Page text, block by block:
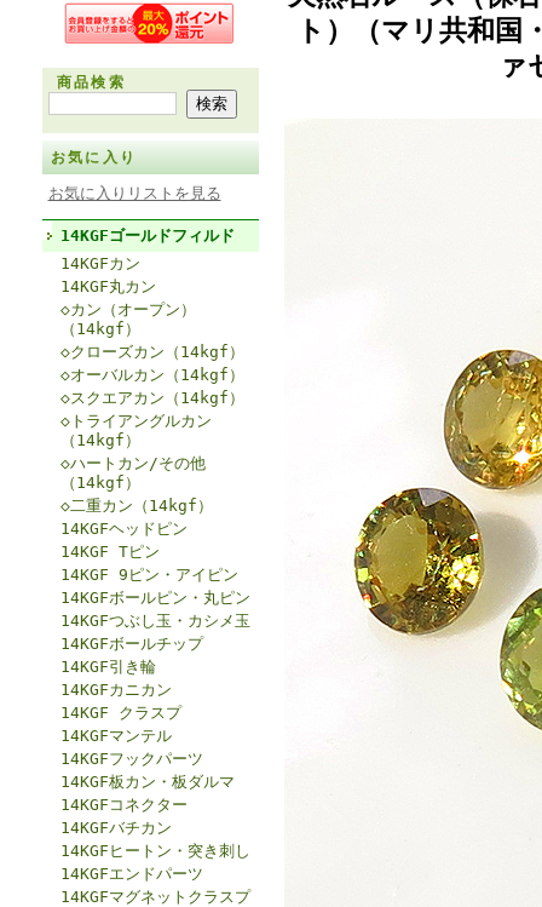
商品検索
お気に入り
お気に入りリストを見る
14KGFゴールドフィルド
14KGFカン
14KGF丸カン
◇カン（オープン）
（14kgf）
◇クローズカン（14kgf）
◇オーバルカン（14kgf）
◇スクエアカン（14kgf）
◇トライアングルカン
（14kgf）
◇ハートカン/その他
（14kgf）
◇二重カン（14kgf）
14KGFヘッドピン
14KGF Tピン
14KGF 9ピン・アイピン
14KGFボールピン・丸ピン
14KGFつぶし玉・カシメ玉
14KGFボールチップ
14KGF引き輪
14KGFカニカン
14KGF クラスプ
14KGFマンテル
14KGFフックパーツ
14KGF板カン・板ダルマ
14KGFコネクター
14KGFバチカン
14KGFヒートン・突き刺し
14KGFエンドパーツ
14KGFマグネットクラスプ
ト）（マリ共和
ァ